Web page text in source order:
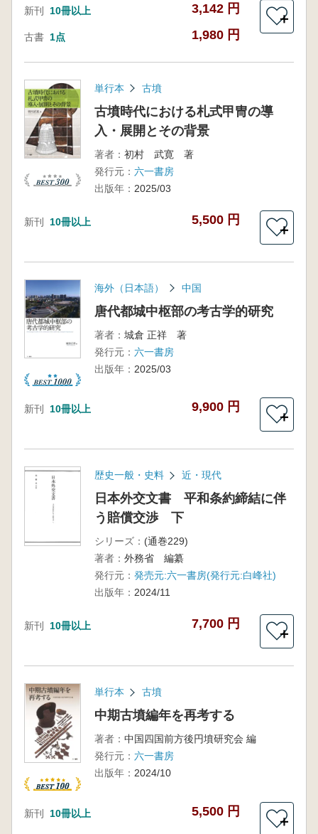
新刊 10冊以上 3,142 円
古書 1点 1,980 円
＋
単行本 古墳
古墳時代における札式甲冑の導
入・展開とその背景
著者： 初村 武寛 著
発行元： 六一書房
出版年： 2025/03
新刊 10冊以上 5,500 円
＋
海外（日本語） 中国
唐代都城中枢部の考古学的研究
著者： 城倉 正祥 著
発行元： 六一書房
出版年： 2025/03
新刊 10冊以上 9,900 円
＋
歴史一般・史料 近・現代
日本外交文書 平和条約締結に伴
う賠償交渉 下
シリーズ： (通巻229)
著者： 外務省 編纂
発行元： 発売元:六一書房(発行元:白峰社)
出版年： 2024/11
新刊 10冊以上 7,700 円
＋
単行本 古墳
中期古墳編年を再考する
著者： 中国四国前方後円墳研究会 編
発行元： 六一書房
出版年： 2024/10
新刊 10冊以上 5,500 円
＋